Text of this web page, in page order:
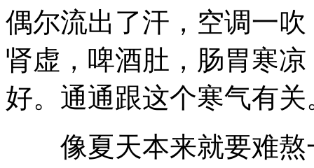
偶尔流出了汗，空调一
肾虚，啤酒肚，肠胃寒
好。通通跟这个寒气有关
像夏天本来就要难熬